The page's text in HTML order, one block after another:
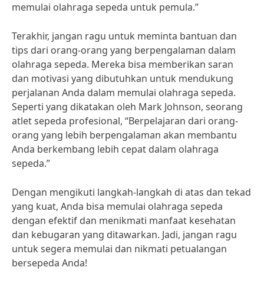
memulai olahraga sepeda untuk pemula.”
Terakhir, jangan ragu untuk meminta bantuan dan
tips dari orang-orang yang berpengalaman dalam
olahraga sepeda. Mereka bisa memberikan saran
dan motivasi yang dibutuhkan untuk mendukung
perjalanan Anda dalam memulai olahraga sepeda.
Seperti yang dikatakan oleh Mark Johnson, seorang
atlet sepeda profesional, “Berpelajaran dari orang-
orang yang lebih berpengalaman akan membantu
Anda berkembang lebih cepat dalam olahraga
sepeda.”
Dengan mengikuti langkah-langkah di atas dan tekad
yang kuat, Anda bisa memulai olahraga sepeda
dengan efektif dan menikmati manfaat kesehatan
dan kebugaran yang ditawarkan. Jadi, jangan ragu
untuk segera memulai dan nikmati petualangan
bersepeda Anda!